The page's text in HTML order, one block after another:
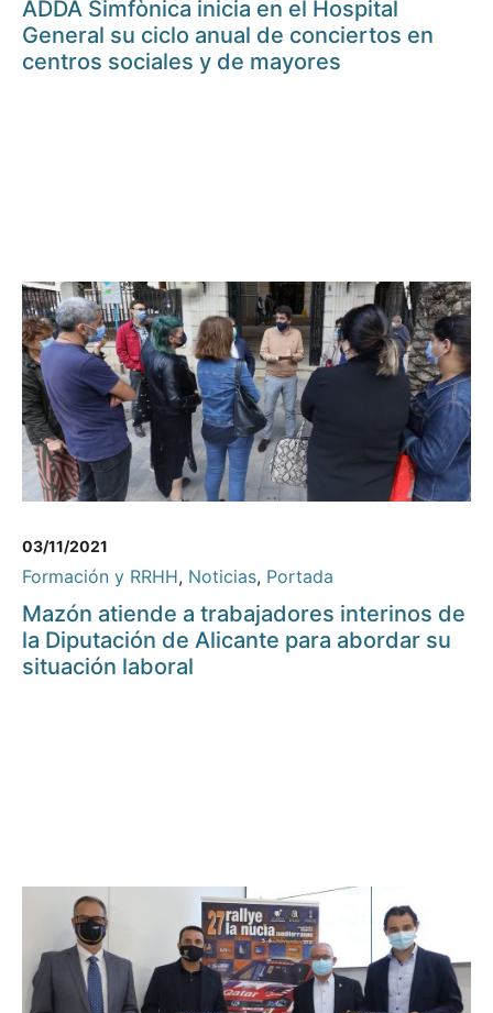
ADDA Simfònica inicia en el Hospital
General su ciclo anual de conciertos en
centros sociales y de mayores
03/11/2021
Formación y RRHH, Noticias, Portada
Mazón atiende a trabajadores interinos de
la Diputación de Alicante para abordar su
situación laboral